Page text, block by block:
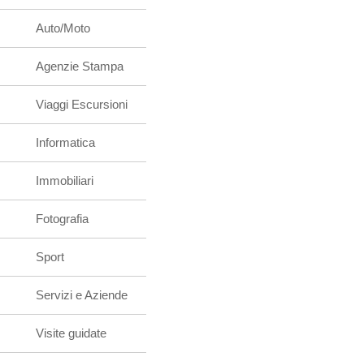
Auto/Moto
Agenzie Stampa
Viaggi Escursioni
Informatica
Immobiliari
Fotografia
Sport
Servizi e Aziende
Visite guidate